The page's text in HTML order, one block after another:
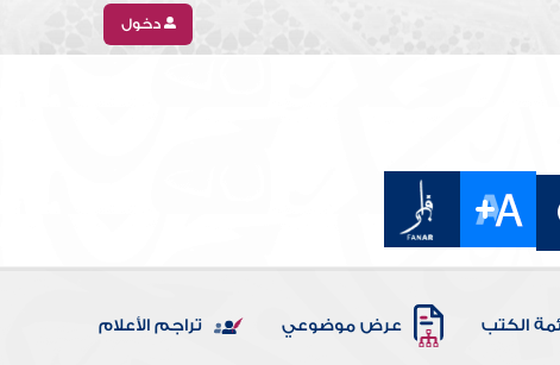
دخول
الكتب عرض موضوعي تراجم الأعلام